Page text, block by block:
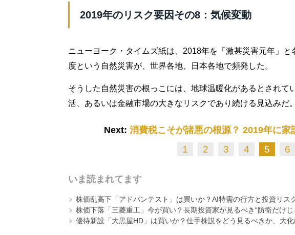
2019年のリスク要因その8：気候変動
ニューヨーク・タイムズ紙は、2018年を「激甚災害元年」
度という自然災害が、世界各地、日本各地で頻発した。
そうした自然災害の根っこには、地球温暖化があるとされて
活、あるいは金融市場の大きなリスクであり続ける見込みだ。
Next: 消費税こそが諸悪の根源？ 2019年に家
1 2 3 4 5 6
いま読まれてます
株価乱高下「アドバンテスト」は買いか？AI特需の行方と投資リス
株価下落「三菱重工」今が買い？長期投資家が見るべき“防衛だけ
優待新設「大黒屋HD」は買いか？仕手株説をどう見るべきか、大